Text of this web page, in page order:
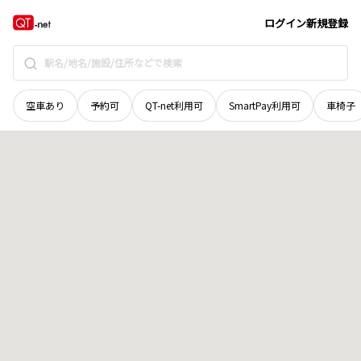
ログイン新規登録
空車あり 予約可 QT-net利用可 SmartPay利用可 車椅子
北海道